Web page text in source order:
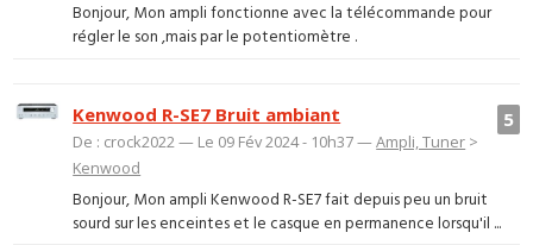
Bonjour, Mon ampli fonctionne avec la télécommande pour
régler le son ,mais par le potentiomètre .
5
Kenwood R-SE7 Bruit ambiant
De : crock2022 — Le 09 Fév 2024 - 10h37 —Ampli, Tuner >
Kenwood
Bonjour, Mon ampli Kenwood R-SE7 fait depuis peu un bruit
sourd sur les enceintes et le casque en permanence lorsqu'il ...